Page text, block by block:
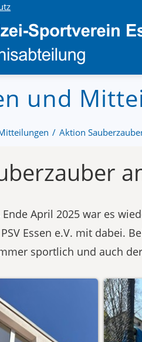
und
Aktion
April 2025 war es
Essen e.V. mit dabei.
sportlich und auch